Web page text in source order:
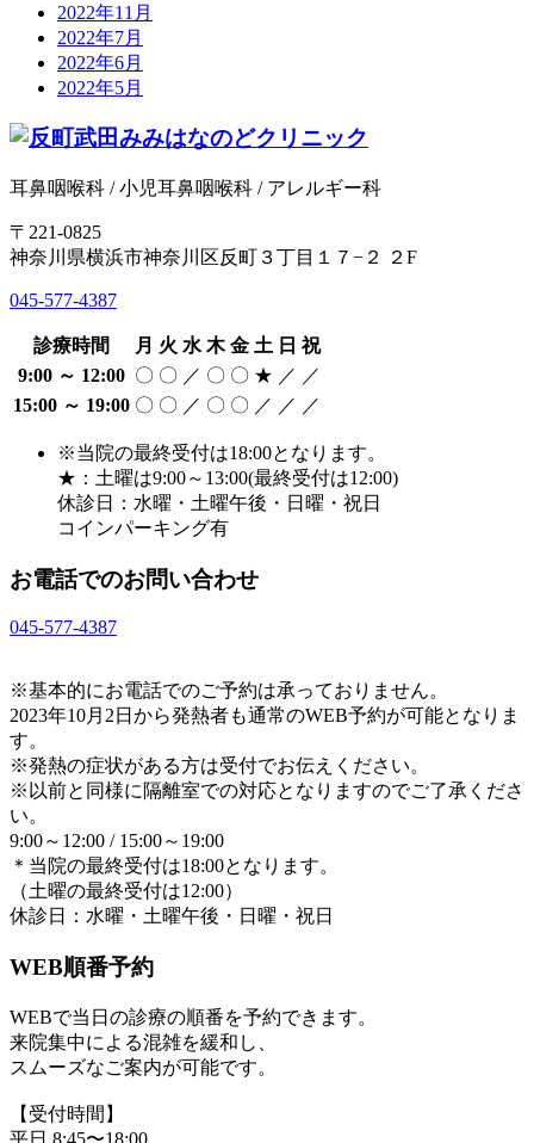
2022年11月
2022年7月
2022年6月
2022年5月
耳鼻咽喉科 / 小児耳鼻咽喉科 / アレルギー科
〒221-0825
神奈川県横浜市神奈川区反町３丁目１７−２ ２F
045-577-4387
診療時間 月 火 水 木 金 土 日 祝
9:00 ～ 12:00 〇 〇 ／ 〇 〇 ★ ／ ／
15:00 ～ 19:00 〇 〇 ／ 〇 〇 ／ ／ ／
※当院の最終受付は18:00となります。
★：土曜は9:00～13:00(最終受付は12:00)
休診日：水曜・土曜午後・日曜・祝日
コインパーキング有
お電話でのお問い合わせ
045-577-4387
※基本的にお電話でのご予約は承っておりません。
2023年10月2日から発熱者も通常のWEB予約が可能となりま
す。
※発熱の症状がある方は受付でお伝えください。
※以前と同様に隔離室での対応となりますのでご了承くださ
い。
9:00～12:00 / 15:00～19:00
＊当院の最終受付は18:00となります。
（土曜の最終受付は12:00）
休診日：水曜・土曜午後・日曜・祝日
WEB順番予約
WEBで当日の診療の順番を予約できます。
来院集中による混雑を緩和し、
スムーズなご案内が可能です。
【受付時間】
平日 8:45〜18:00